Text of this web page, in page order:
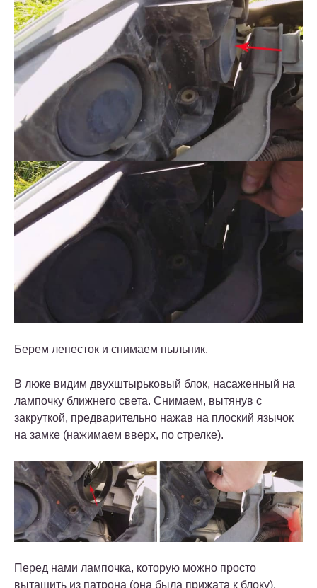
Берем лепесток и снимаем пыльник.
В люке видим двухштырьковый блок, насаженный на
лампочку ближнего света. Снимаем, вытянув с
закруткой, предварительно нажав на плоский язычок
на замке (нажимаем вверх, по стрелке).
Перед нами лампочка, которую можно просто
вытащить из патрона (она была прижата к блоку).